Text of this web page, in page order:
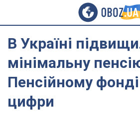
В Україні
мінімальну
Пенсійному
цифри